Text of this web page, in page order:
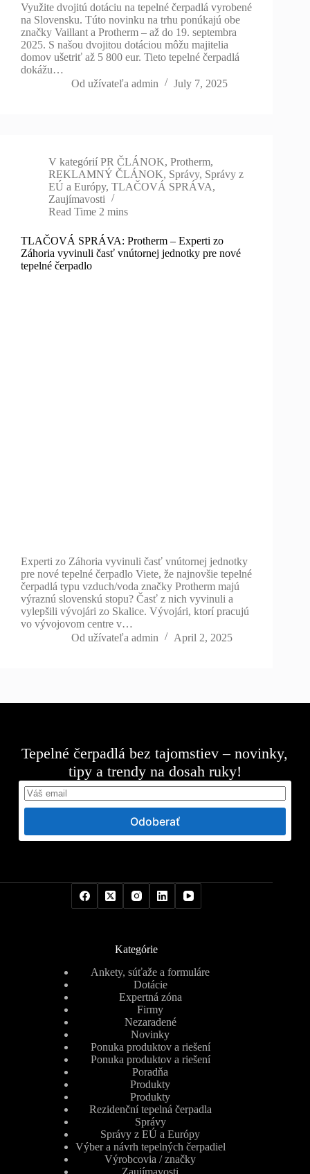
Využite dvojitú dotáciu na tepelné čerpadlá vyrobené
na Slovensku. Túto novinku na trhu ponúkajú obe
značky Vaillant a Protherm – až do 19. septembra
2025. S našou dvojitou dotáciou môžu majitelia
domov ušetriť až 5 800 eur. Tieto tepelné čerpadlá
dokážu…
Od užívateľa admin July 7, 2025
V kategórií PR ČLÁNOK,Protherm,
REKLAMNÝ ČLÁNOK, Správy, Správy z
EÚ a Európy, TLAČOVÁ SPRÁVA,
Zaujímavosti
Read Time 2 mins
TLAČOVÁ SPRÁVA: Protherm – Experti zo
Záhoria vyvinuli časť vnútornej jednotky pre nové
tepelné čerpadlo
Experti zo Záhoria vyvinuli časť vnútornej jednotky
pre nové tepelné čerpadlo Viete, že najnovšie tepelné
čerpadlá typu vzduch/voda značky Protherm majú
výraznú slovenskú stopu? Časť z nich vyvinuli a
vylepšili vývojári zo Skalice. Vývojári, ktorí pracujú
vo vývojovom centre v…
Od užívateľa admin April 2, 2025
Tepelné čerpadlá bez tajomstiev – novinky,
tipy a trendy na dosah ruky!
Odoberať
Kategórie
Ankety, súťaže a formuláre
Dotácie
Expertná zóna
Firmy
Nezaradené
Novinky
Ponuka produktov a riešení
Ponuka produktov a riešení
Poradňa
Produkty
Produkty
Rezidenční tepelná čerpadla
Správy
Správy z EÚ a Európy
Výber a návrh tepelných čerpadiel
Výrobcovia / značky